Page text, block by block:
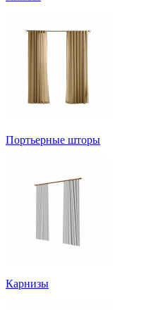
Портьерные шторы
Карнизы